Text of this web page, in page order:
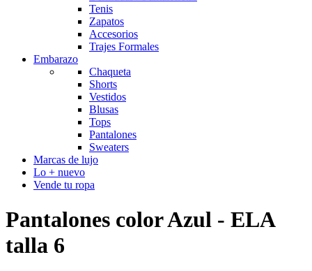
Tenis
Zapatos
Accesorios
Trajes Formales
Embarazo
Chaqueta
Shorts
Vestidos
Blusas
Tops
Pantalones
Sweaters
Marcas de lujo
Lo + nuevo
Vende tu ropa
Pantalones color Azul - ELA
talla 6